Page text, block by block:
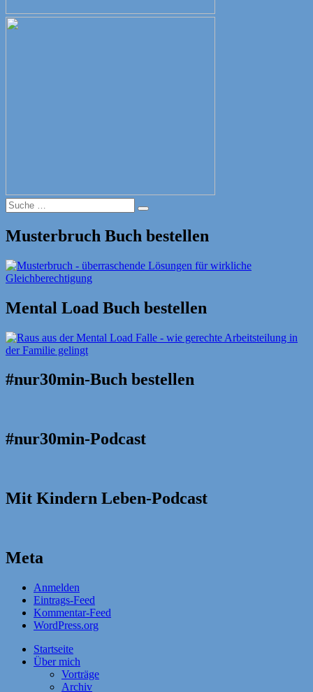
Suche
nach:
Suche
Musterbruch Buch bestellen
Mental Load Buch bestellen
#nur30min-Buch bestellen
#nur30min-Podcast
Mit Kindern Leben-Podcast
Meta
Anmelden
Eintrags-Feed
Kommentar-Feed
WordPress.org
Startseite
Über mich
Vorträge
Archiv